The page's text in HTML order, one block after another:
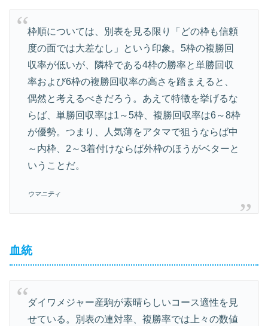
枠順については、別表を見る限り「どの枠も信頼
度の面では大差なし」という印象。5枠の複勝回
収率が低いが、隣枠である4枠の勝率と単勝回収
率および6枠の複勝回収率の高さを踏まえると、
偶然と考えるべきだろう。あえて特徴を挙げるな
らば、単勝回収率は1～5枠、複勝回収率は6～8枠
が優勢。つまり、人気薄をアタマで狙うならば中
～内枠、2～3着付けならば外枠のほうがベターと
いうことだ。
ウマニティ
血統
ダイワメジャー産駒が素晴らしいコース適性を見
せている。別表の連対率、複勝率では上々の数値